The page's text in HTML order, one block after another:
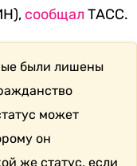
сообщал ТАСС.
были лишены
может
он
же статус, если